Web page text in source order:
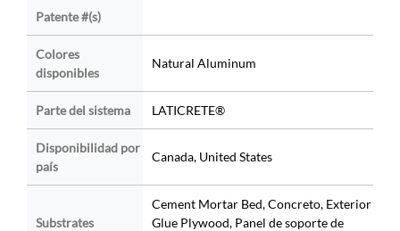
Patente #(s)
Colores
disponibles
Natural Aluminum
Parte del sistema LATICRETE®
Disponibilidad por
país
Canada, United States
Substrates
Cement Mortar Bed, Concreto, Exterior
Glue Plywood, Panel de soporte de